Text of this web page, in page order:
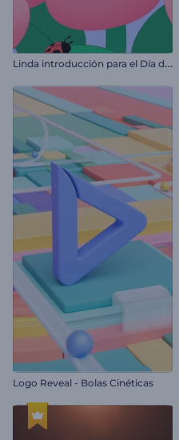
L
inda introducción para el Día de San Valentín
Logo Reveal - Bolas Cinéticas